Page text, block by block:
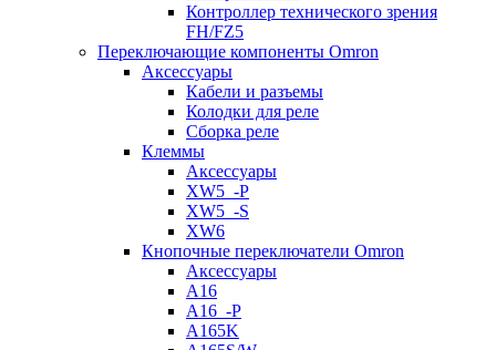
Контроллер технического зрения
FH/FZ5
Переключающие компоненты Omron
Аксессуары
Кабели и разъемы
Колодки для реле
Сборка реле
Клеммы
Аксессуары
XW5_-P
XW5_-S
XW6
Кнопочные переключатели Omron
Аксессуары
A16
A16_-P
A165K